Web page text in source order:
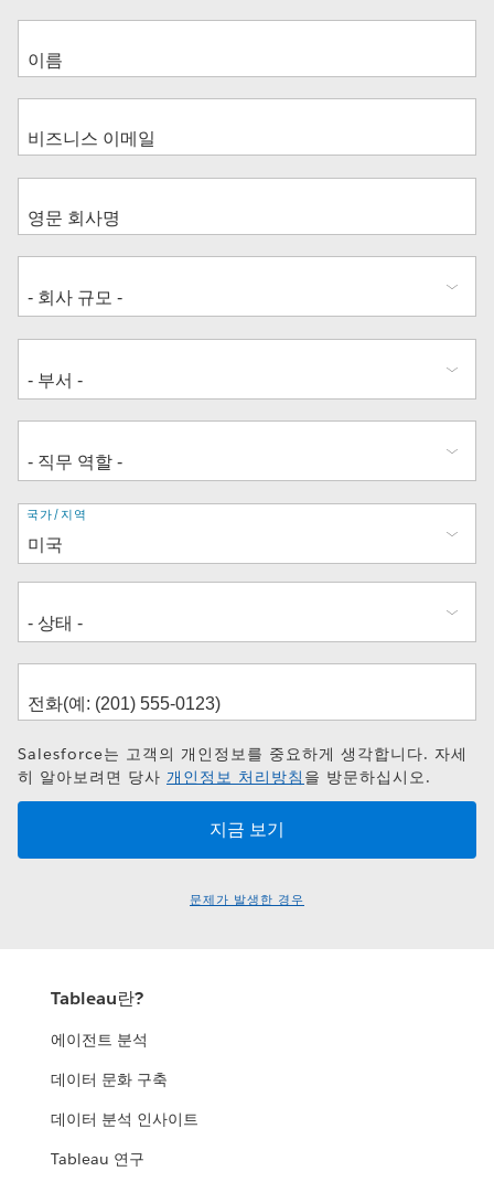
주
소
국가/지역
Salesforce는 고객의 개인정보를 중요하게 생각합니다. 자세
히 알아보려면 당사 개인정보 처리방침 을 방문하십시오.
문제가 발생한 경우
Tableau란?
에이전트 분석
데이터 문화 구축
데이터 분석 인사이트
Tableau 연구